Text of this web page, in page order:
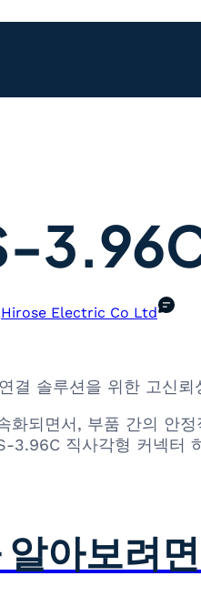
Hirose Electric Co Ltd
솔루션을 위한 고신뢰
화되면서, 부품 간의 안
3.96C 직사각형 커넥터
알아보려